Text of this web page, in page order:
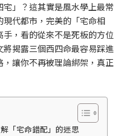
」？這其實是風水學上最常
代都市，完美的「宅命相
，看的從來不是死板的方位
揭露三個西四命最容易踩進
讓你不再被理論綁架，真正
「宅命錯配」的迷思